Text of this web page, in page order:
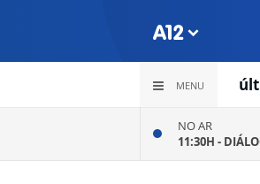
MENU
NO AR
11:30H -